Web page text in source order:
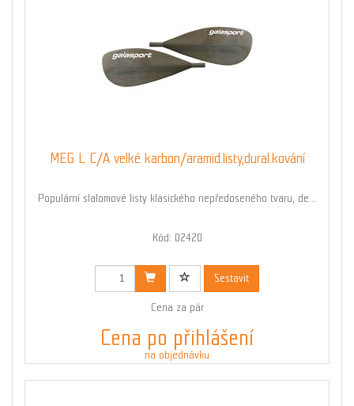
MEG L C/A velké karbon/aramid.listy,dural.kování
Populární slalomové listy klasického nepředoseného tvaru, de...
Kód: 02420
Sestavit
Cena za pár
Cena po přihlášení
na objednávku